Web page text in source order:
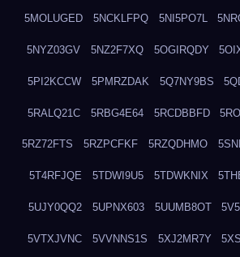
5MOLUGED 5NCKLFPQ 5NI5PO7L
5NYZ03GV 5NZ2F7XQ 5OGIRQDY
5PI2KCCW 5PMRZDAK 5Q7NY9BS
5RALQ21C 5RBG4E64 5RCDBBFD
5RZ72FTS 5RZPCFKF 5RZQDHMO
5T4RFJQE 5TDWI9U5 5TDWKNIX
5UJY0QQ2 5UPNX603 5UUMB8OT
5VTXJVNC 5VVNNS1S 5XJ2MR7Y